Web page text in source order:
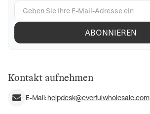
ABONNIEREN
Kontakt aufnehmen
E-Mail:helpdesk@everfulwholesale.com